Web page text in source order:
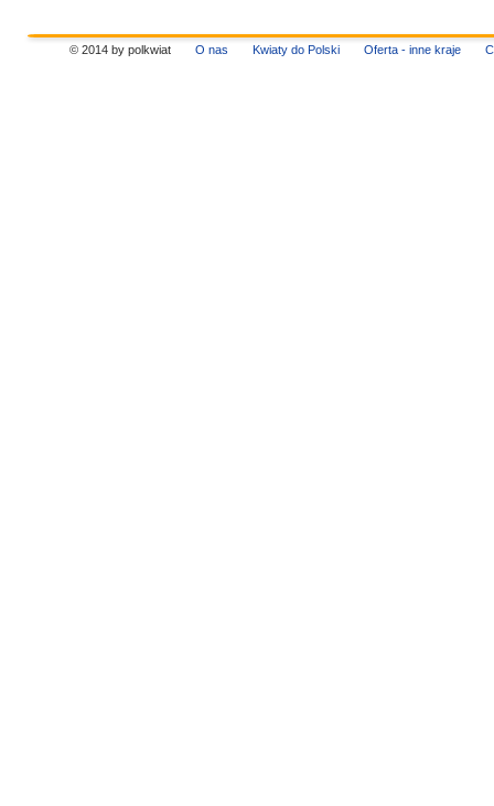
© 2014 by polkwiat Oferta - inne kraje
Kwiaty do Polski
O nas